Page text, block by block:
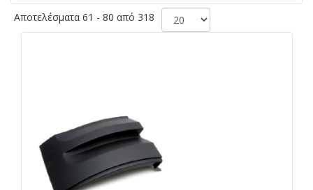
Αποτελέσματα 61 - 80 από 318